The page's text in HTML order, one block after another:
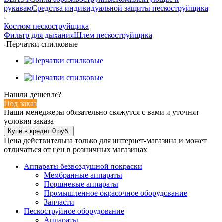
рукавамСредства индивидуальной защиты пескоструйщика
-
Костюм пескоструйщика
Фильтр для дыханияШлем пескоструйщика
-Перчатки спилковые
Нашли дешевле?
Под заказ
Наши менеджеры обязательно свяжутся с вами и уточнят
условия заказа
Цена действительна только для интернет-магазина и может
отличаться от цен в розничных магазинах
Аппараты безвоздушной покраски
Мембранные аппараты
Поршневые аппараты
Промышленное окрасочное оборудование
Запчасти
Пескоструйное оборудование
Аппараты